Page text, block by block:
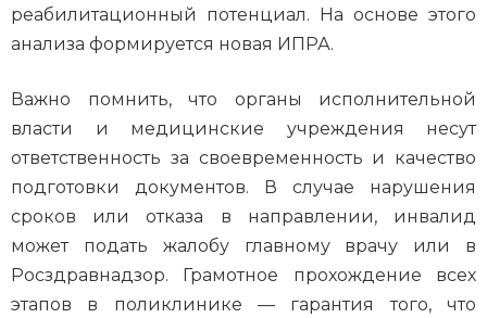
реабилитационный потенциал. На основе этого
анализа формируется новая ИПРА.
Важно помнить, что органы исполнительной
власти и медицинские учреждения несут
ответственность за своевременность и качество
подготовки документов. В случае нарушения
сроков или отказа в направлении, инвалид
может подать жалобу главному врачу или в
Росздравнадзор. Грамотное прохождение всех
этапов в поликлинике — гарантия того, что